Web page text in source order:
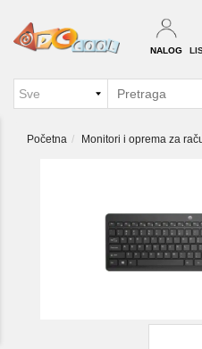
NALOG
Početna Monitori i oprema za